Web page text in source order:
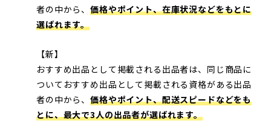
者の中から、価格やポイント、在庫状況などをもとに
選ばれます。
【新】
おすすめ出品として掲載される出品者は、同じ商品に
ついておすすめ出品として掲載される資格がある出品
者の中から、価格やポイント、配送スピードなどをも
とに、最大で3人の出品者が選ばれます。